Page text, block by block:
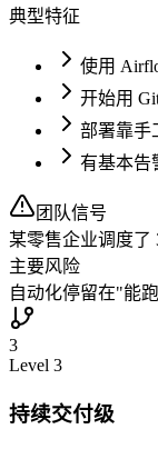
典型特征
使用
开始用
部署靠手
有基本告
团队信号
某零售企业调度了
主要风险
自动化停留在"能
3
Level 3
持续交付级